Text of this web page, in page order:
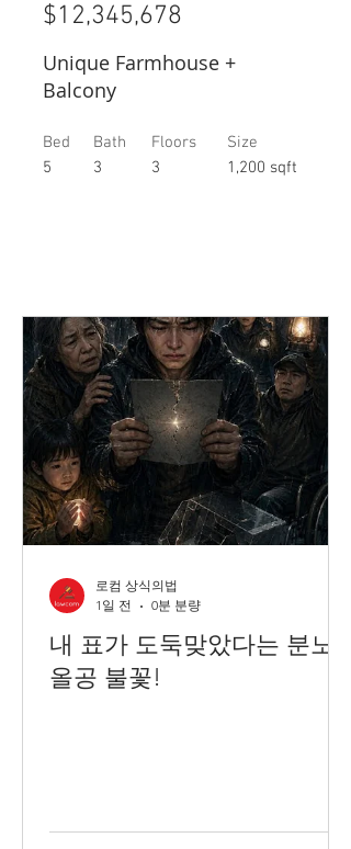
$12,345,678
Unique Farmhouse +
Balcony
Bed
5
Bath
3
Floors
3
Size
1,200 sqft
내 표가 도둑맞았다는 분노,
올공 불꽃!
로컴 상식의법
1일 전
0분 분량